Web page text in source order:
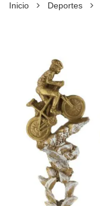
Inicio Deportes